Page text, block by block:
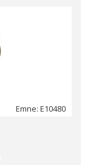
Emne: E10480